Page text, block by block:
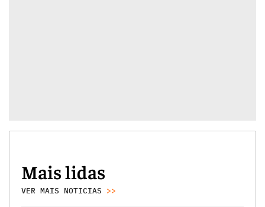
Mais lidas
VER MAIS NOTICIAS >>